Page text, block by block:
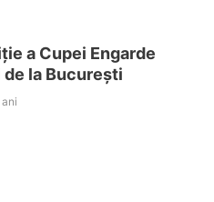
a Cupei Engarde
de la București
ani